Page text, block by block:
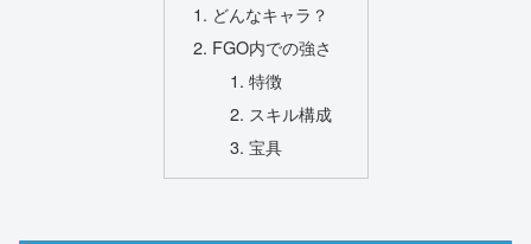
どんなキャラ？
FGO内での強さ
特徴
スキル構成
宝具